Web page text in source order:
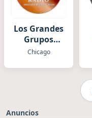
Los Grandes
Grupos
Radio
Chicago
Anuncios